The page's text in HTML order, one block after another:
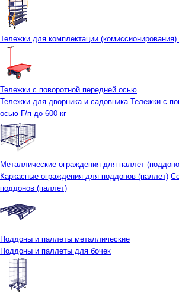
Тележки для комплектации (комиссионирования)
Тележки с поворотной передней осью
Тележки для дворника и садовника Тележки с
осью Г/п до 600 кг
Металлические ограждения для паллет
Каркасные ограждения для поддонов (паллет)
поддонов (паллет)
Поддоны и паллеты металлические
Поддоны и паллеты для бочек